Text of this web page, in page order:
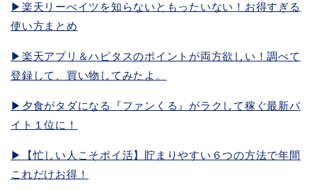
▶︎楽天リーべイツを知らないともったいない！お得すぎる
使い方まとめ
▶︎楽天アプリ＆ハピタスのポイントが両方欲しい！調べて
登録して、買い物してみたよ。
▶︎夕食がタダになる『ファンくる』がラクして稼ぐ最新バ
イト１位に！
▶︎【忙しい人こそポイ活】貯まりやすい６つの方法で年間
これだけお得！